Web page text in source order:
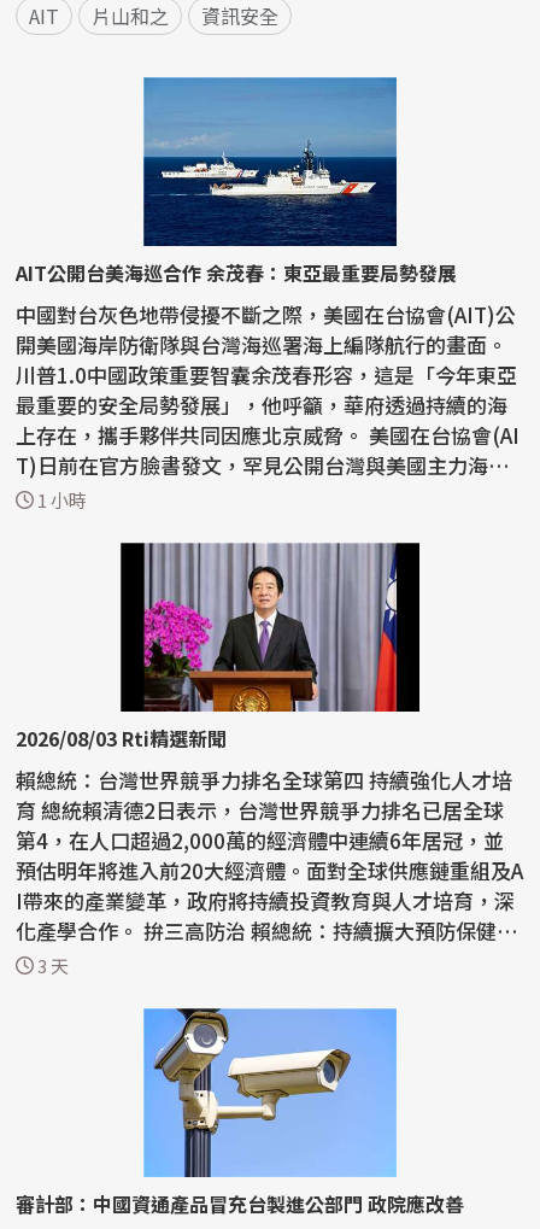
AIT 片山和之 資訊安全
AIT公開台美海巡合作 余茂春：東亞最重要局勢發展
中國對台灰色地帶侵擾不斷之際，美國在台協會(AIT)公
開美國海岸防衛隊與台灣海巡署海上編隊航行的畫面。
川普1.0中國政策重要智囊余茂春形容，這是「今年東亞
最重要的安全局勢發展」，他呼籲，華府透過持續的海
上存在，攜手夥伴共同因應北京威脅。 美國在台協會(AI
T)日前在官方臉書發文，罕見公開台灣與美國主力海
巡...1 小時
2026/08/03 Rti精選新聞
賴總統：台灣世界競爭力排名全球第四 持續強化人才培
育 總統賴清德2日表示，台灣世界競爭力排名已居全球
第4，在人口超過2,000萬的經濟體中連續6年居冠，並
預估明年將進入前20大經濟體。面對全球供應鏈重組及A
I帶來的產業變革，政府將持續投資教育與人才培育，深
化產學合作。 拚三高防治 賴總統：持續擴大預防保健
慢...3 天
審計部：中國資通產品冒充台製進公部門 政院應改善